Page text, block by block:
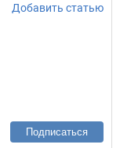
Добавить статью
Подписаться